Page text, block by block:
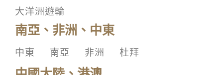
大洋洲遊輪
南亞、非洲、中東
中東 南亞 非洲 杜拜